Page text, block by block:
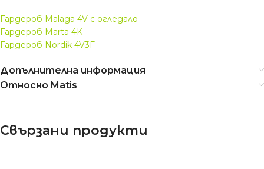
Гардероб Malaga 4V с огледало
Гардероб Marta 4K
Гардероб Nordik 4V3F
Допълнителна информация
Относно Matis
Свързани продукти